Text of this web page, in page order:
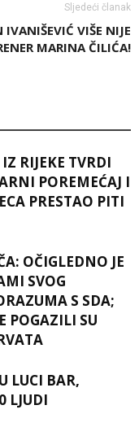
Sljedeći članak
IVANIŠEVIĆ VIŠE NIJE
MARINA ČILIĆA!
RIJEKE TVRDI
POREMEĆAJ I
PRESTAO PITI
OČIGLEDNO JE
SVOG
S SDA;
POGAZILI SU
LUCI BAR,
LJUDI